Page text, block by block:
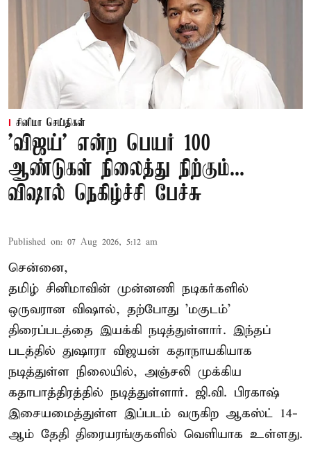
சினிமா செய்திகள்
'விஜய்' என்ற பெயர் 100
ஆண்டுகள் நிலைத்து நிற்கும்...
விஷால் நெகிழ்ச்சி பேச்சு
Published on: 07 Aug 2026, 5:12 am
சென்னை,
தமிழ் சினிமாவின் முன்னணி நடிகர்களில்
ஒருவரான விஷால், தற்போது 'மகுடம்'
திரைப்படத்தை இயக்கி நடித்துள்ளார். இந்தப்
படத்தில் துஷாரா விஜயன் கதாநாயகியாக
நடித்துள்ள நிலையில், அஞ்சலி முக்கிய
கதாபாத்திரத்தில் நடித்துள்ளார். ஜி.வி. பிரகாஷ்
இசையமைத்துள்ள இப்படம் வருகிற ஆகஸ்ட் 14-
ஆம் தேதி திரையரங்குகளில் வெளியாக உள்ளது.